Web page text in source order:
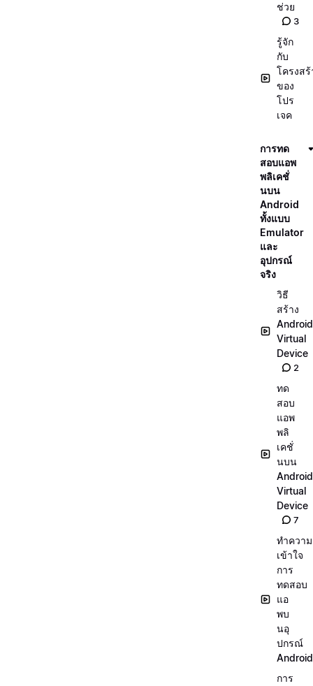
ช่วย
3
รู้จัก
กับ
โครงสร้
ของ
โปร
เจค
การทด
สอบแอพ
พลิเคชั่
นบน
Android
ทั้งแบบ
Emulator
และ
อุปกรณ์
จริง
วิธี
สร้าง
Android
Virtual
Device
2
ทด
สอบ
แอพ
พลิ
เคชั่
นบน
Android
Virtual
Device
7
ทำความ
เข้าใจ
การ
ทดสอบ
แอ
พบ
นอุ
ปกรณ์
Android
การ